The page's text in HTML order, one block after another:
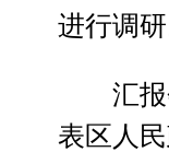
进行调研
汇报会
表区人